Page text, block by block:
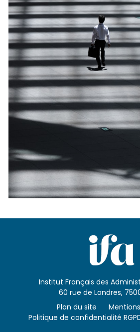
Institut Français des
60 rue de Londres,
Plan du site
Politique de confidentialité